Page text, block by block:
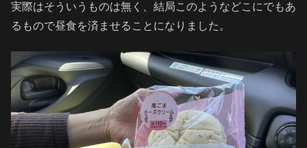
実際はそういうものは無く、結局このようなどこにでもあ
るもので昼食を済ませることになりました。